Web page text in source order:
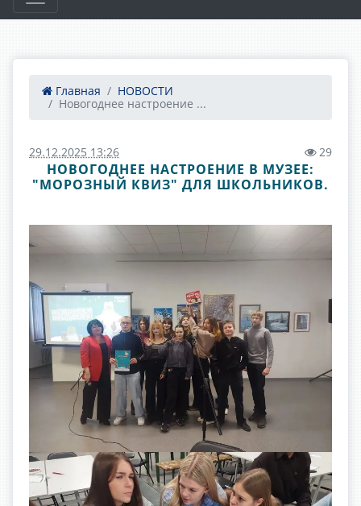
Главная
НОВОСТИ
Новогоднее настроение ...
29.12.2025 13:26 29
НОВОГОДНЕЕ НАСТРОЕНИЕ В МУЗЕЕ:
"МОРОЗНЫЙ КВИЗ" ДЛЯ ШКОЛЬНИКОВ.